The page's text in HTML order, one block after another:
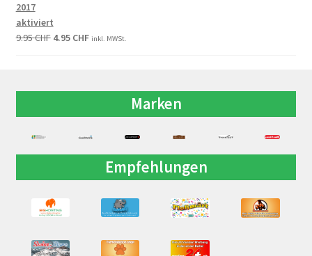
2017
aktiviert
9.95CHF 4.95 CHF inkl. MWSt.
Marken
Empfehlungen